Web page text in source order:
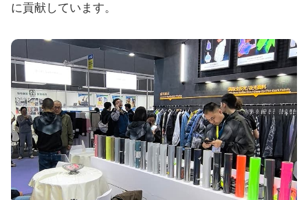
に貢献しています。